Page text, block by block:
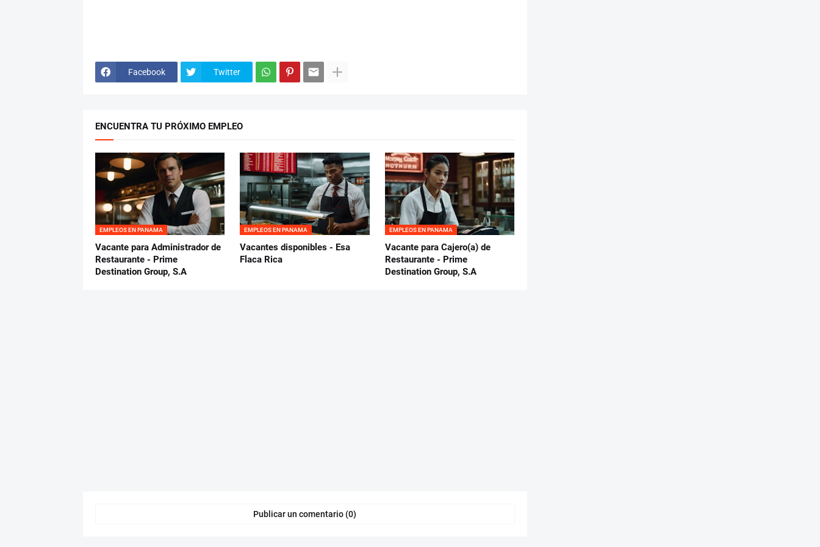
Facebook Twitter
ENCUENTRA TU PRÓXIMO EMPLEO
EMPLEOS EN PANAMA
Vacante para Administrador de
Restaurante - Prime
Destination Group, S.A
EMPLEOS EN PANAMA
Vacantes disponibles - Esa
Flaca Rica
EMPLEOS EN PANAMA
Vacante para Cajero(a) de
Restaurante - Prime
Destination Group, S.A
Publicar un comentario (0)